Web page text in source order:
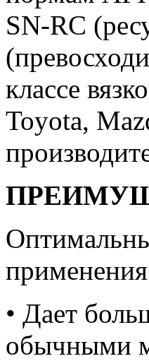
SN-RC
классе
Toyota,
• Дает
обычными